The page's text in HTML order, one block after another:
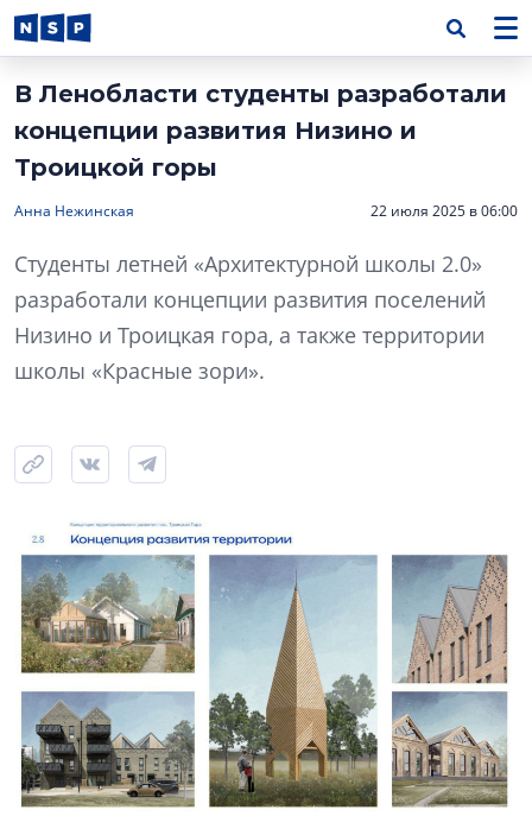
В Ленобласти студенты разработали
концепции развития Низино и
Троицкой горы
Анна Нежинская 22 июля 2025 в 06:00
Студенты летней «Архитектурной школы 2.0»
разработали концепции развития поселений
Низино и Троицкая гора, а также территории
школы «Красные зори».